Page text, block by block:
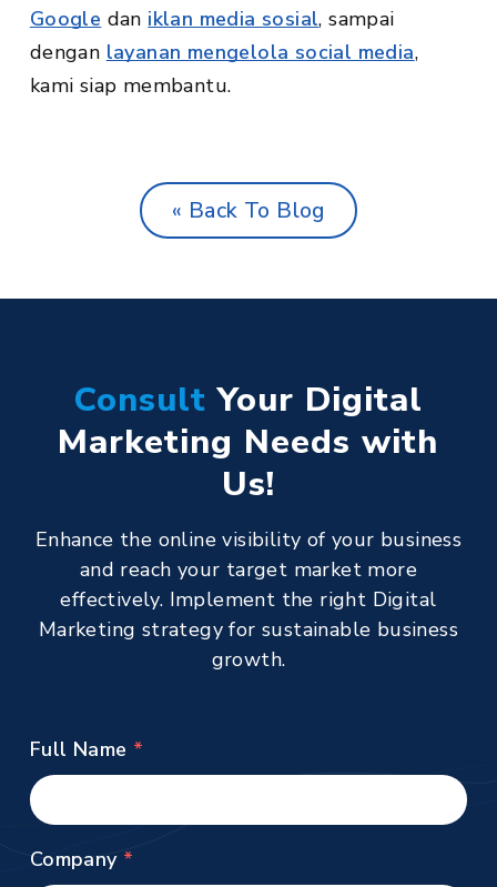
Google dan iklan media sosial, sampai
dengan layanan mengelola social media,
kami siap membantu.
« Back To Blog
Consult Your Digital
Marketing Needs with
Us!
Enhance the online visibility of your business
and reach your target market more
effectively. Implement the right Digital
Marketing strategy for sustainable business
growth.
Full Name
Company